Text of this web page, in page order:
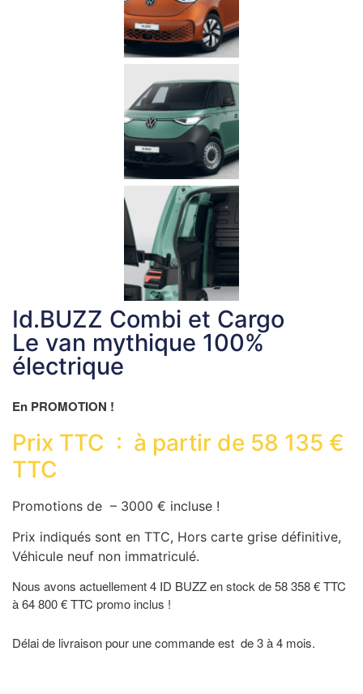
Id.BUZZ Combi et Cargo
Le van mythique 100%
électrique
En PROMOTION !
Prix TTC : à partir de 58 135 €
TTC
Promotions de – 3000 € incluse !
Prix indiqués sont en TTC, Hors carte grise définitive,
Véhicule neuf non immatriculé.
Nous avons actuellement 4 ID BUZZ en stock de 58 358 € TTC
à 64 800 € TTC promo inclus !
Délai de livraison pour une commande est de 3 à 4 mois.